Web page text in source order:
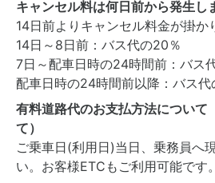
キャンセル料は何日前から発生し
14日前よりキャンセル料金が掛か
14日～8日前：バス代の20％
7日～配車日時の24時間前：バス
配車日時の24時間前以降：バス代
有料道路代のお支払方法について
て）
ご乗車日(利用日)当日、乗務員へ
い。お客様ETCもご利用可能です。